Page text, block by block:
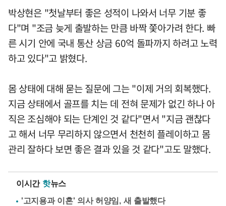
박상현은 "첫날부터 좋은 성적이 나와서 너무 기분 좋
다"며 "조금 늦게 출발하는 만큼 바짝 쫓아가려 한다. 빠
른 시기 안에 국내 통산 상금 60억 돌파까지 하려고 노력
하고 있다"고 밝혔다.
몸 상태에 대해 묻는 질문에 그는 "이제 거의 회복했다.
지금 상태에서 골프를 치는 데 전혀 문제가 없긴 하나 아
직은 조심해야 되는 단계인 것 같다"면서 "지금 괜찮다
고 해서 너무 무리하지 않으면서 천천히 플레이하고 몸
관리 잘하다 보면 좋은 결과 있을 것 같다"고도 말했다.
이시간 핫뉴스
'고지용과 이혼' 의사 허양임, 새 출발했다